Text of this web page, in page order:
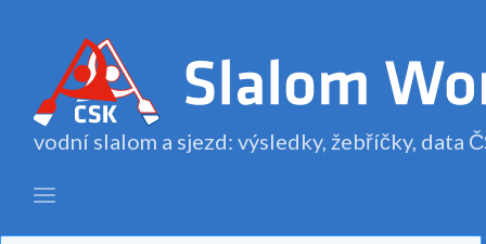
vodní slalom a sjezd: výsledky, žebříčky, data